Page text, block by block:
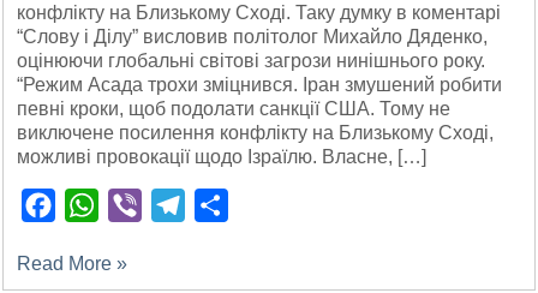
конфлікту на Близькому Сході. Таку думку в коментарі
“Слову і Ділу” висловив політолог Михайло Дяденко,
оцінюючи глобальні світові загрози нинішнього року.
“Режим Асада трохи зміцнився. Іран змушений робити
певні кроки, щоб подолати санкції США. Тому не
виключене посилення конфлікту на Близькому Сході,
можливі провокації щодо Ізраїлю. Власне, […]
FacebookWhatsApp
Viber Telegram
Read More »